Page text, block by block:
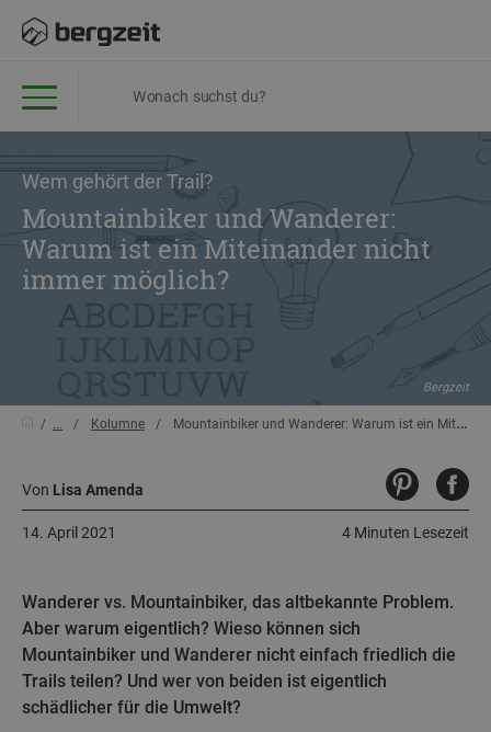
Wem gehört der Trail?
Mountainbiker und Wanderer:
Warum ist ein Miteinander nicht
immer möglich?
Bergzeit
... Kolumne Mountainbiker und Wanderer: Warum ist ein Miteinander nicht immer möglich?
Von Lisa Amenda
4 Minuten Lesezeit
14. April 2021
Wanderer vs. Mountainbiker, das altbekannte Problem.
Aber warum eigentlich? Wieso können sich
Mountainbiker und Wanderer nicht einfach friedlich die
Trails teilen? Und wer von beiden ist eigentlich
schädlicher für die Umwelt?